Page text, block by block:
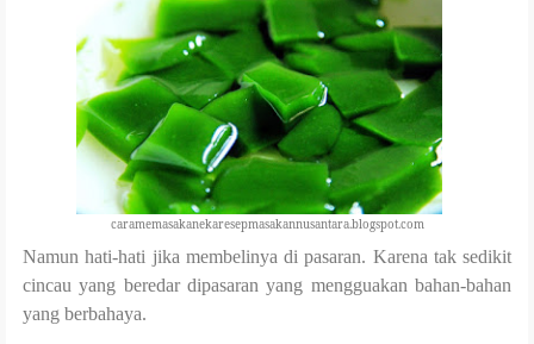
caramemasakanekaresepmasakannusantara.blogspot.com
Namun hati-hati jika membelinya di pasaran. Karena tak sedikit
cincau yang beredar dipasaran yang mengguakan bahan-bahan
yang berbahaya.